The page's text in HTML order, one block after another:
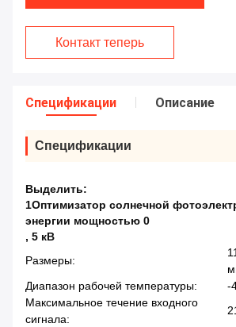
Контакт теперь
Спецификации Описание
Спецификации
Выделить:
1Оптимизатор солнечной
энергии мощностью 0
, 5 кВ
Размеры:
Диапазон рабочей температуры:
-
Максимальное течение входного
сигнала: